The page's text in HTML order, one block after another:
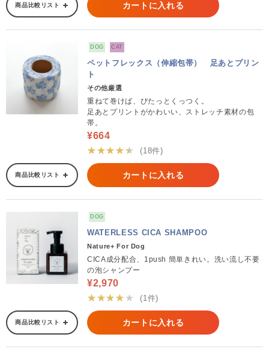
商品比較リスト カートに入れる
DOG CAT
ペットフレックス（伸縮包帯） 足あとプリン
ト
その他厳選
重ねて巻けば、ぴたっとくっつく。
足あとプリントがかわいい、ストレッチ素材の包
帯。
¥664
★★★★★
(18件)
商品比較リスト カートに入れる
DOG
WATERLESS CICA SHAMPOO
Nature+ For Dog
CICA成分配合、1push 簡単きれい。洗い流し不要
の泡シャンプー
¥2,970
★★★★★
(1件)
商品比較リスト カートに入れる